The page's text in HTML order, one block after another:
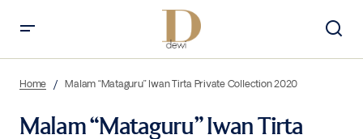
Home Malam “Mataguru” Iwan Tirta Private Collection 2020
Malam “Mataguru” Iwan Tirta